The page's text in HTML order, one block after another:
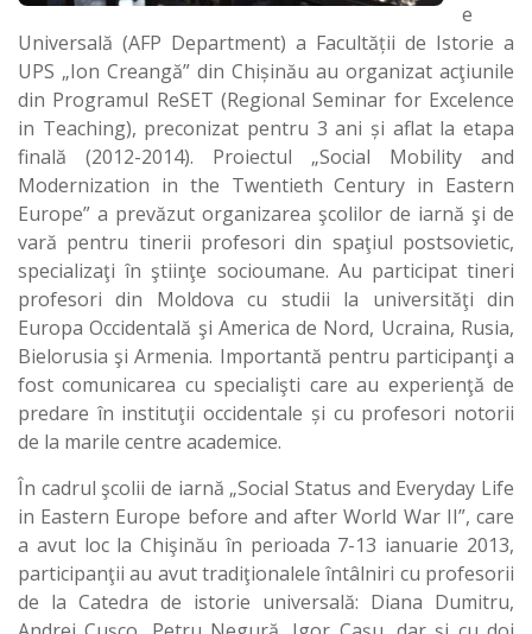
e
Universală (AFP Department) a Facultății de Istorie a
UPS „Ion Creangă” din Chișinău au organizat acţiunile
din Programul ReSET (Regional Seminar for Excelence
in Teaching), preconizat pentru 3 ani și aflat la etapa
finală (2012-2014). Proiectul „Social Mobility and
Modernization in the Twentieth Century in Eastern
Europe” a prevăzut organizarea şcolilor de iarnă şi de
vară pentru tinerii profesori din spaţiul postsovietic,
specializaţi în ştiinţe socioumane. Au participat tineri
profesori din Moldova cu studii la universităţi din
Europa Occidentală şi America de Nord, Ucraina, Rusia,
Bielorusia şi Armenia. Importantă pentru participanţi a
fost comunicarea cu specialişti care au experienţă de
predare în instituţii occidentale și cu profesori notorii
de la marile centre academice.
În cadrul şcolii de iarnă „Social Status and Everyday Life
in Eastern Europe before and after World War II”, care
a avut loc la Chişinău în perioada 7-13 ianuarie 2013,
participanţii au avut tradiţionalele întâlniri cu profesorii
de la Catedra de istorie universală: Diana Dumitru,